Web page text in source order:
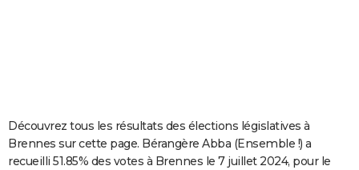
Carte de Noël
Carte Bonne année
Carte Saint-Valentin
Carte Pâques
Carte d'anniversaire
DICTIONNAIRE
Découvrez tous les résultats des élections législatives à
Brennes sur cette page. Bérangère Abba (Ensemble !) a
recueilli 51.85% des votes à Brennes le 7 juillet 2024, pour le